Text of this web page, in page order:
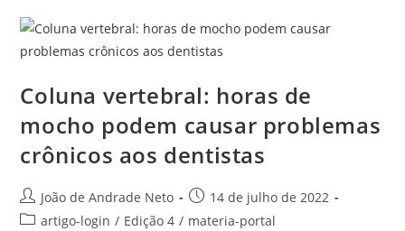
Coluna vertebral: horas de
mocho podem causar problemas
crônicos aos dentistas
João de Andrade Neto
14 de julho de 2022
artigo-login / Edição 4 / materia-portal